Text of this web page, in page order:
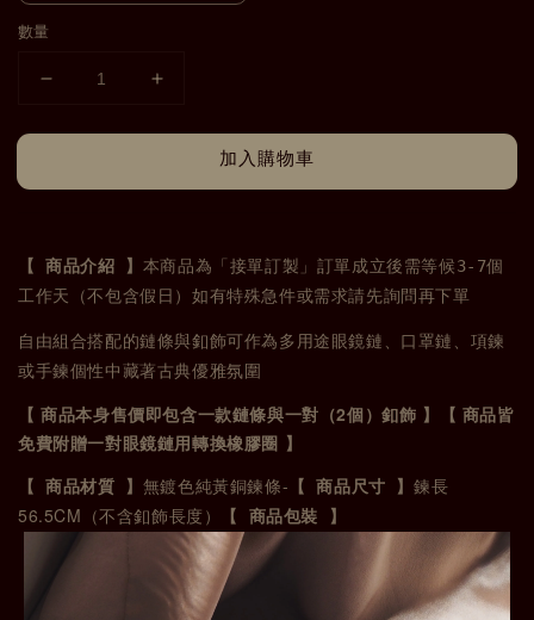
數量
加入購物車
【 商品介紹 】 本商品為「接單訂製」訂單成立後需等候3-7個
工作天（不包含假日）如有特殊急件或需求請先詢問再下單
自由組合搭配的鏈條與釦飾可作為多用途眼鏡鏈、口罩鏈、項鍊
或手鍊個性中藏著古典優雅氛圍
【 商品本身售價即包含一款鏈條與一對（2個）釦飾 】 【 商品皆
免費附贈一對眼鏡鏈用轉換橡膠圈
】
【 商品材質 】 無鍍色純黃銅鍊條- 【 商品尺寸 】鍊長
56.5CM （不含釦飾長度） 【 商品包裝 】